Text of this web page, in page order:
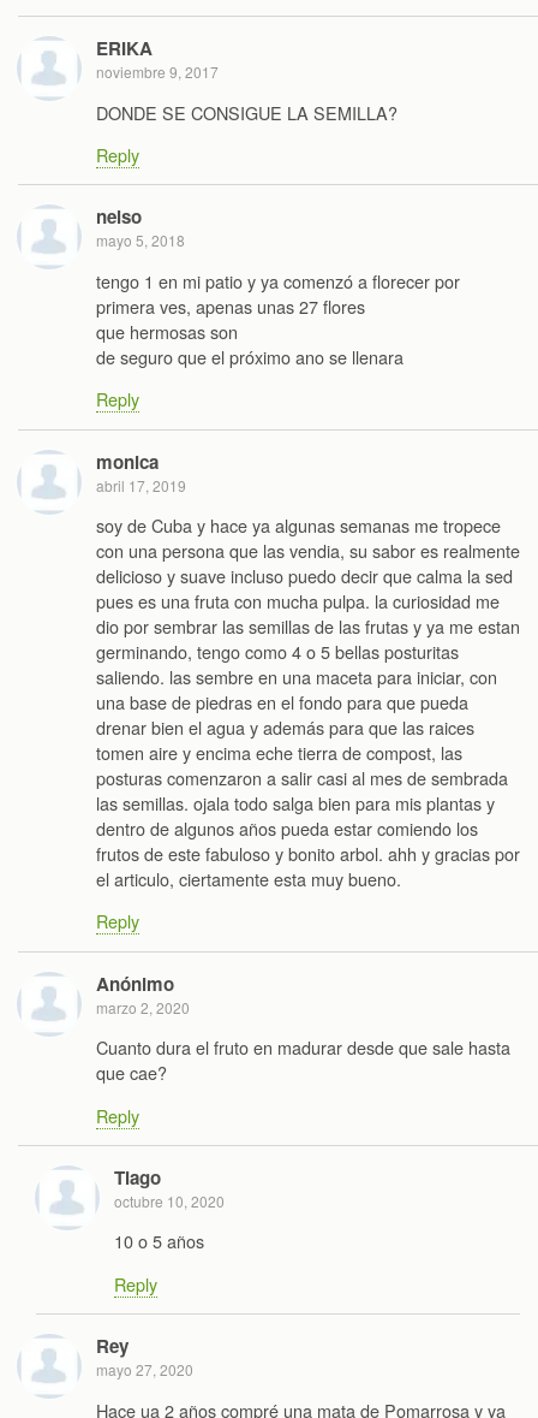
ERIKA
noviembre 9, 2017
DONDE SE CONSIGUE LA SEMILLA?
Reply
nelso
mayo 5, 2018
tengo 1 en mi patio y ya comenzó a florecer por
primera ves, apenas unas 27 flores
que hermosas son
de seguro que el próximo ano se llenara
Reply
monica
abril 17, 2019
soy de Cuba y hace ya algunas semanas me tropece
con una persona que las vendia, su sabor es realmente
delicioso y suave incluso puedo decir que calma la sed
pues es una fruta con mucha pulpa. la curiosidad me
dio por sembrar las semillas de las frutas y ya me estan
germinando, tengo como 4 o 5 bellas posturitas
saliendo. las sembre en una maceta para iniciar, con
una base de piedras en el fondo para que pueda
drenar bien el agua y además para que las raices
tomen aire y encima eche tierra de compost, las
posturas comenzaron a salir casi al mes de sembrada
las semillas. ojala todo salga bien para mis plantas y
dentro de algunos años pueda estar comiendo los
frutos de este fabuloso y bonito arbol. ahh y gracias por
el articulo, ciertamente esta muy bueno.
Reply
Anónimo
marzo 2, 2020
Cuanto dura el fruto en madurar desde que sale hasta
que cae?
Reply
Tiago
octubre 10, 2020
10 o 5 años
Reply
Rey
mayo 27, 2020
Hace ua 2 años compré una mata de Pomarrosa y ya